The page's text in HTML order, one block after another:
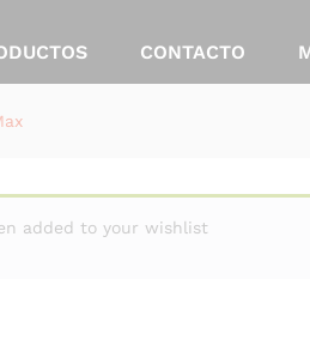
CONTACTO
added to your wishlist